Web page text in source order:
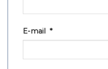
E-mail *